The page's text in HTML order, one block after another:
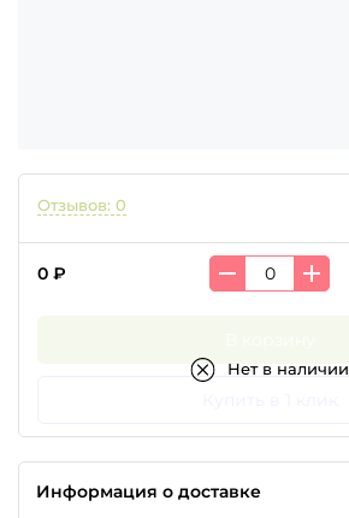
Отзывов: 0
0 ₽
Нет в наличии
Информация о доставке